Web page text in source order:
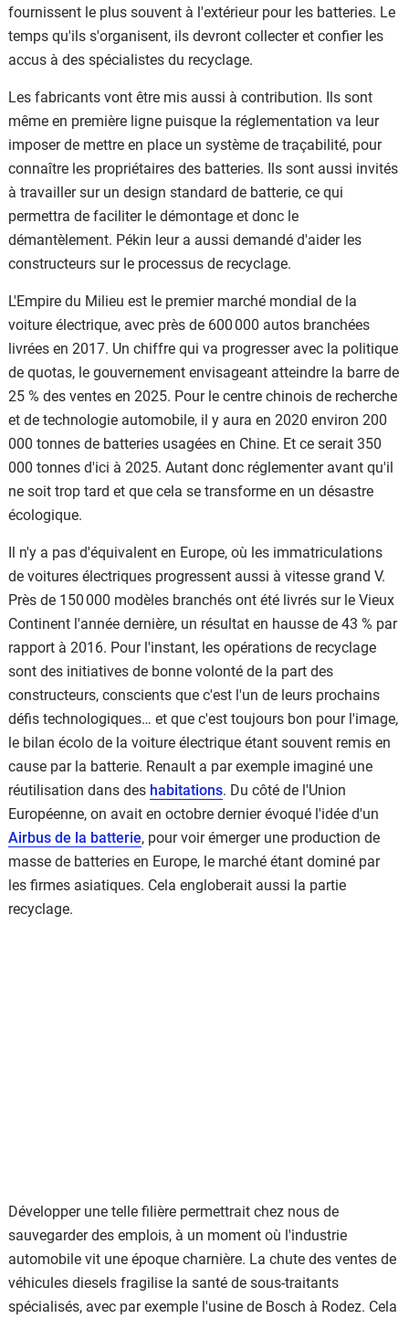
fournissent le plus souvent à l'extérieur pour les batteries. Le
temps qu'ils s'organisent, ils devront collecter et confier les
accus à des spécialistes du recyclage.
Les fabricants vont être mis aussi à contribution. Ils sont
même en première ligne puisque la réglementation va leur
imposer de mettre en place un système de traçabilité, pour
connaître les propriétaires des batteries. Ils sont aussi invités
à travailler sur un design standard de batterie, ce qui
permettra de faciliter le démontage et donc le
démantèlement. Pékin leur a aussi demandé d'aider les
constructeurs sur le processus de recyclage.
L'Empire du Milieu est le premier marché mondial de la
voiture électrique, avec près de 600 000 autos branchées
livrées en 2017. Un chiffre qui va progresser avec la politique
de quotas, le gouvernement envisageant atteindre la barre de
25 % des ventes en 2025. Pour le centre chinois de recherche
et de technologie automobile, il y aura en 2020 environ 200
000 tonnes de batteries usagées en Chine. Et ce serait 350
000 tonnes d'ici à 2025. Autant donc réglementer avant qu'il
ne soit trop tard et que cela se transforme en un désastre
écologique.
Il n'y a pas d'équivalent en Europe, où les immatriculations
de voitures électriques progressent aussi à vitesse grand V.
Près de 150 000 modèles branchés ont été livrés sur le Vieux
Continent l'année dernière, un résultat en hausse de 43 % par
rapport à 2016. Pour l'instant, les opérations de recyclage
sont des initiatives de bonne volonté de la part des
constructeurs, conscients que c'est l'un de leurs prochains
défis technologiques… et que c'est toujours bon pour l'image,
le bilan écolo de la voiture électrique étant souvent remis en
cause par la batterie. Renault a par exemple imaginé une
réutilisation dans des habitations. Du côté de l'Union
Européenne, on avait en octobre dernier évoqué l'idée d'un
Airbus de la batterie, pour voir émerger une production de
masse de batteries en Europe, le marché étant dominé par
les firmes asiatiques. Cela engloberait aussi la partie
recyclage.
Développer une telle filière permettrait chez nous de
sauvegarder des emplois, à un moment où l'industrie
automobile vit une époque charnière. La chute des ventes de
véhicules diesels fragilise la santé de sous-traitants
spécialisés, avec par exemple l'usine de Bosch à Rodez. Cela